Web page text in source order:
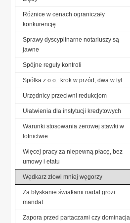
Różnice w cenach ograniczały
konkurencję
Sprawy dyscyplinarne notariuszy są
jawne
Spójne reguły kontroli
Spółka z o.o.: krok w przód, dwa w tył
Urzędnicy przeciwni redukcjom
Ułatwienia dla instytucji kredytowych
Warunki stosowania zerowej stawki w
lotnictwie
Więcej pracy za niepewną płacę, bez
umowy i etatu
Wędkarz złowi mniej węgorzy
Za błyskanie światłami nadal grozi
mandat
Zapora przed partaczami czy dominacja